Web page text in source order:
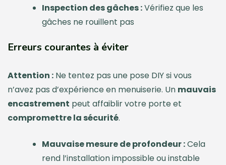
Inspection des gâches :Vérifiez que les
gâches ne rouillent pas
Erreurs courantes à éviter
Attention : Ne tentez pas une pose DIY si vous
n’avez pas d’expérience en menuiserie. Un mauvais
encastrement peut affaiblir votre porte et
compromettre la sécurité.
Mauvaise mesure de profondeur :Cela
rend l’installation impossible ou instable